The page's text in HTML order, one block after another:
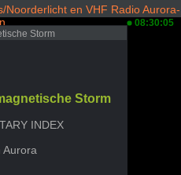
Noorderlicht en VHF Radio Aurora-
08:30:05
Storm
Storm
INDEX
Aurora